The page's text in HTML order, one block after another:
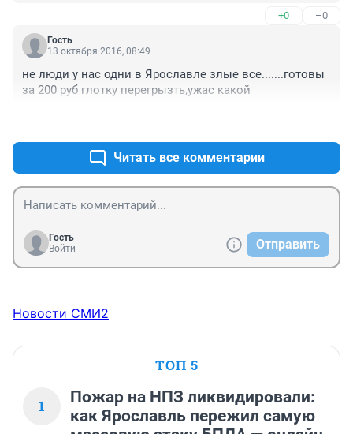
моете с шампунем и прививаете, причём по два раза,
если их должны усыпить - это называется не целевое
использование денежных средств, а попросту
от неё наверное собаки шарахаются и купите ей
нормальную одежду... и эти деньги мы не себе
начальницы он есть... я не хочу что бы эти деньги
тратились не понятно на что...
+0 –0
Гость
13 октября 2016, 08:49
не люди у нас одни в Ярославле злые все.......готовы
за 200 руб глотку перегрызть,ужас какой
Читать все комментарии
Гость
Войти
Отправить
Новости СМИ2
ТОП 5
1
Пожар на НПЗ ликвидировали:
как Ярославль пережил самую